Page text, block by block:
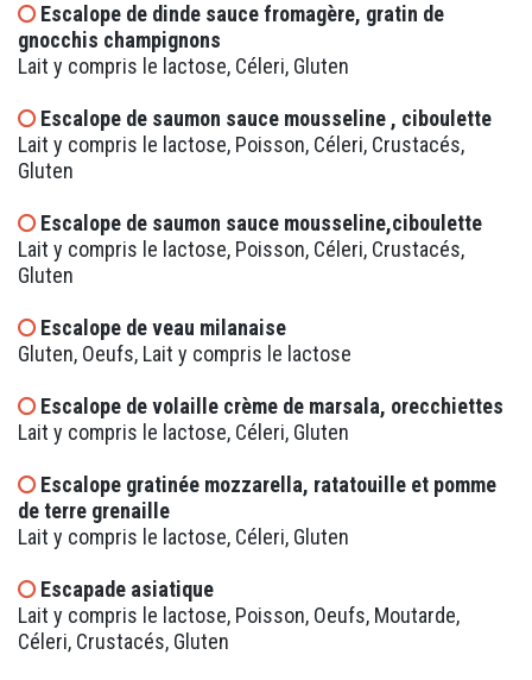
Escalope de dinde sauce fromagère, gratin de
gnocchis champignons
Lait y compris le lactose, Céleri, Gluten
Escalope de saumon sauce mousseline , ciboulette
Lait y compris le lactose, Poisson, Céleri, Crustacés,
Gluten
Escalope de saumon sauce mousseline,ciboulette
Lait y compris le lactose, Poisson, Céleri, Crustacés,
Gluten
Escalope de veau milanaise
Gluten, Oeufs, Lait y compris le lactose
Escalope de volaille crème de marsala, orecchiettes
Lait y compris le lactose, Céleri, Gluten
Escalope gratinée mozzarella, ratatouille et pomme
de terre grenaille
Lait y compris le lactose, Céleri, Gluten
Escapade asiatique
Lait y compris le lactose, Poisson, Oeufs, Moutarde,
Céleri, Crustacés, Gluten